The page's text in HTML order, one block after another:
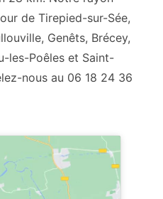
de Tirepied-sur-Sée,
Genêts, Brécey,
les-Poêles et Saint-
nous au 06 18 24 36